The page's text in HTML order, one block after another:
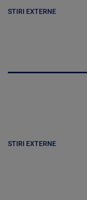
STIRI EXTERNE
STIRI EXTERNE